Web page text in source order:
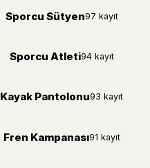
Sporcu Sütyen97 kayıt
Sporcu Atleti94 kayıt
Kayak Pantolonu93 kayıt
Fren Kampanası91 kayıt